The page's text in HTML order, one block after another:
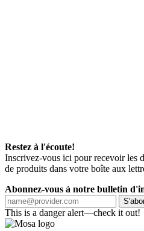
Restez à l'écoute!
Inscrivez-vous ici pour recevoir les
de produits dans votre boîte aux
Abonnez-vous à notre bulletin
This is a danger alert—check it out!